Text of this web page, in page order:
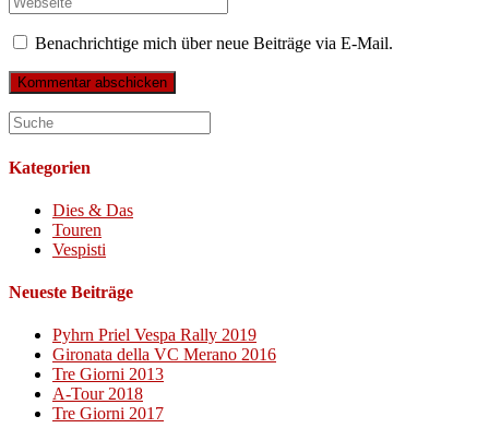
oder
Benutzernamen
zum
Kommentieren
ein
E-
Mail-
Adresse
zum
Kommentieren
ein
deine
Website-
ein
(optional)
Benachrichtige mich über neue Beiträge via E-Mail.
Kategorien
Dies & Das
Touren
Vespisti
Neueste Beiträge
Pyhrn Priel Vespa Rally 2019
Gironata della VC Merano 2016
Tre Giorni 2013
A-Tour 2018
Tre Giorni 2017